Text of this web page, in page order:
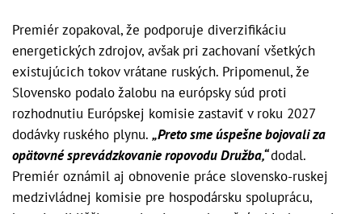
Premiér zopakoval, že podporuje diverzifikáciu
energetických zdrojov, avšak pri zachovaní všetkých
existujúcich tokov vrátane ruských. Pripomenul, že
Slovensko podalo žalobu na európsky súd proti
rozhodnutiu Európskej komisie zastaviť v roku 2027
dodávky ruského plynu. „Preto sme úspešne bojovali za
opätovné sprevádzkovanie ropovodu Družba,“dodal.
Premiér oznámil aj obnovenie práce slovensko-ruskej
medzivládnej komisie pre hospodársku spoluprácu,